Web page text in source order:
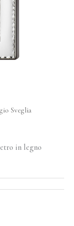
Sveglia
in legno